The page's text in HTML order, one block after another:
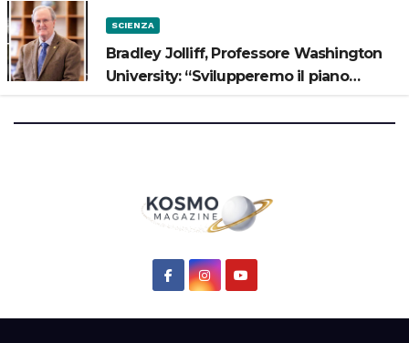
SCIENZA
Bradley Jolliff, Professore Washington
University: “Svilupperemo il piano